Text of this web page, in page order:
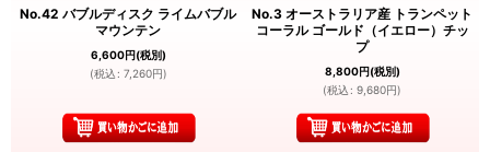
No.42 バブルディスク ライムバブル
マウンテン
6,600円(税別)
(税込 : 7,260円)
No.3 オーストラリア産 トランペット
コーラル ゴールド（イエロー）チッ
プ
8,800円(税別)
(税込 : 9,680円)